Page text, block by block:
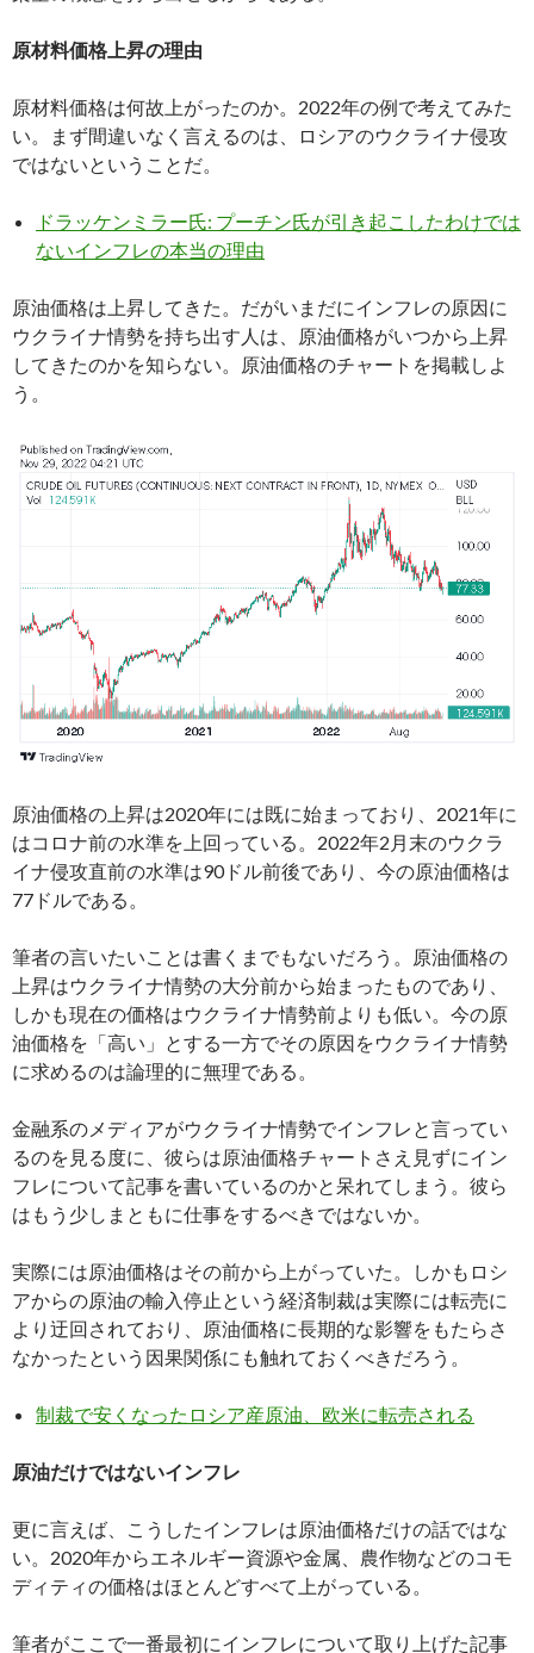
原材料価格上昇の理由
原材料価格は何故上がったのか。2022年の例で考えてみた
い。まず間違いなく言えるのは、ロシアのウクライナ侵攻
ではないということだ。
ドラッケンミラー氏: プーチン氏が引き起こしたわけでは
ないインフレの本当の理由
原油価格は上昇してきた。だがいまだにインフレの原因に
ウクライナ情勢を持ち出す人は、原油価格がいつから上昇
してきたのかを知らない。原油価格のチャートを掲載しよ
う。
原油価格の上昇は2020年には既に始まっており、2021年に
はコロナ前の水準を上回っている。2022年2月末のウクラ
イナ侵攻直前の水準は90ドル前後であり、今の原油価格は
77ドルである。
筆者の言いたいことは書くまでもないだろう。原油価格の
上昇はウクライナ情勢の大分前から始まったものであり、
しかも現在の価格はウクライナ情勢前よりも低い。今の原
油価格を「高い」とする一方でその原因をウクライナ情勢
に求めるのは論理的に無理である。
金融系のメディアがウクライナ情勢でインフレと言ってい
るのを見る度に、彼らは原油価格チャートさえ見ずにイン
フレについて記事を書いているのかと呆れてしまう。彼ら
はもう少しまともに仕事をするべきではないか。
実際には原油価格はその前から上がっていた。しかもロシ
アからの原油の輸入停止という経済制裁は実際には転売に
より迂回されており、原油価格に長期的な影響をもたらさ
なかったという因果関係にも触れておくべきだろう。
制裁で安くなったロシア産原油、欧米に転売される
原油だけではないインフレ
更に言えば、こうしたインフレは原油価格だけの話ではな
い。2020年からエネルギー資源や金属、農作物などのコモ
ディティの価格はほとんどすべて上がっている。
筆者がここで一番最初にインフレについて取り上げた記事